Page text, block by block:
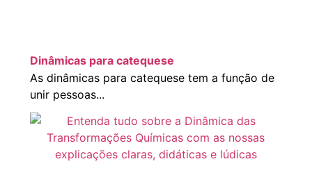
Dinâmicas para catequese
As dinâmicas para catequese tem a função de
unir pessoas...